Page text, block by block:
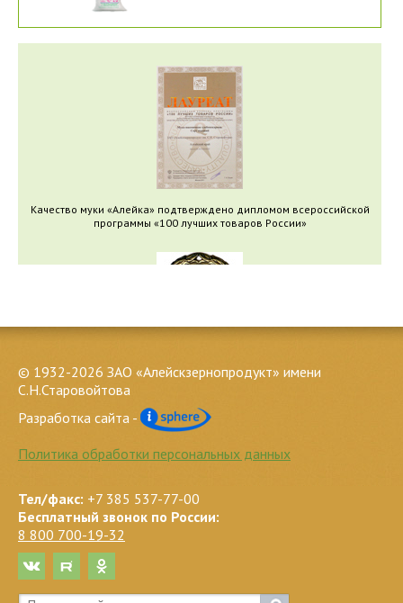
Качество муки «Алейка» подтверждено дипломом всероссийской
программы «100 лучших товаров России»
конкурса «Экологически безопасная продукция»
Качество муки «Алейка» подтверждено свидетельством
© 1932-2026 ЗАО «Алейскзернопродукт» имени
С.Н.Старовойтова
Разработка сайта -
Политика обработки персональных данных
Тел/факс: +7 385 537-77-00
Бесплатный звонок по России:
8 800 700-19-32